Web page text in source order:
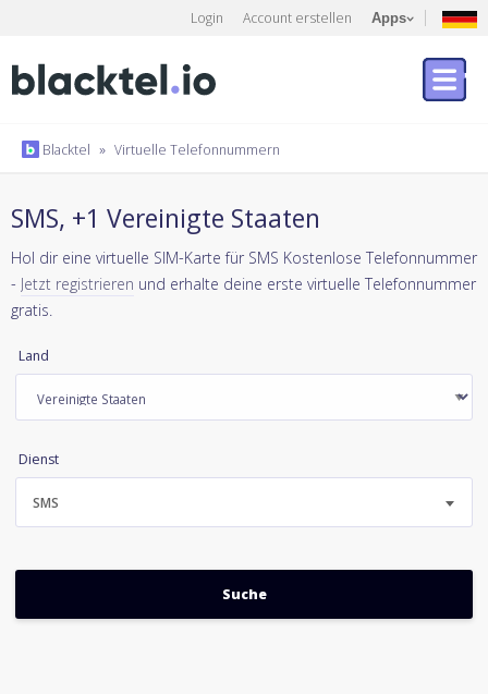
Login Account erstellen Apps
Blacktel » Virtuelle Telefonnummern
SMS, +1 Vereinigte Staaten
Hol dir eine virtuelle SIM-Karte für SMS Kostenlose Telefonnummer
- Jetzt registrieren und erhalte deine erste virtuelle Telefonnummer
gratis.
Land
Dienst
SMS